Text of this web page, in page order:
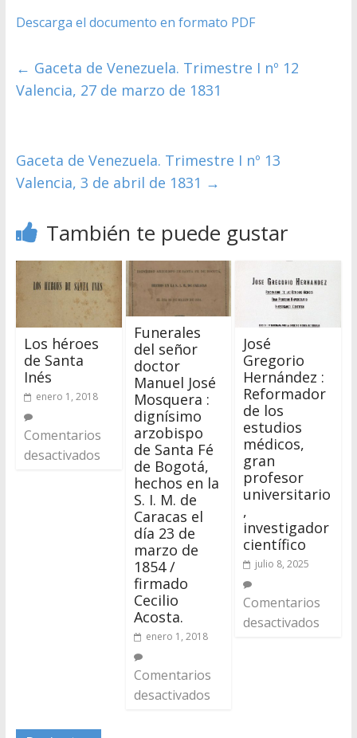
Descarga el documento en formato PDF
← Gaceta de Venezuela. Trimestre I nº 12
Valencia, 27 de marzo de 1831
Gaceta de Venezuela. Trimestre I nº 13
Valencia, 3 de abril de 1831 →
También te puede gustar
Los héroes
de Santa
Inés
enero 1, 2018
Comentarios
desactivados
Funerales
del señor
doctor
Manuel José
Mosquera :
dignísimo
arzobispo
de Santa Fé
de Bogotá,
hechos en la
S. I. M. de
Caracas el
día 23 de
marzo de
1854 /
firmado
Cecilio
Acosta.
enero 1, 2018
Comentarios
desactivados
José
Gregorio
Hernández :
Reformador
de los
estudios
médicos,
gran
profesor
universitario
,
investigador
científico
julio 8, 2025
Comentarios
desactivados